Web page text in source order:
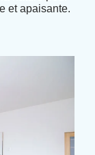
et apaisante.